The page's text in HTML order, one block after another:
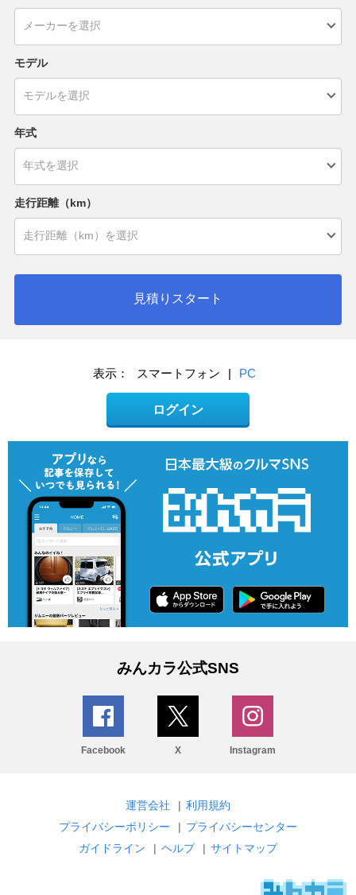
モデル
年式
走行距離（km）
見積りスタート
表示： スマートフォン | PC
ログイン
みんカラ公式SNS
Facebook X Instagram
運営会社 | 利用規約
プライバシーポリシー
| プライバシーセンター
ガイドライン
| ヘルプ | サイトマップ